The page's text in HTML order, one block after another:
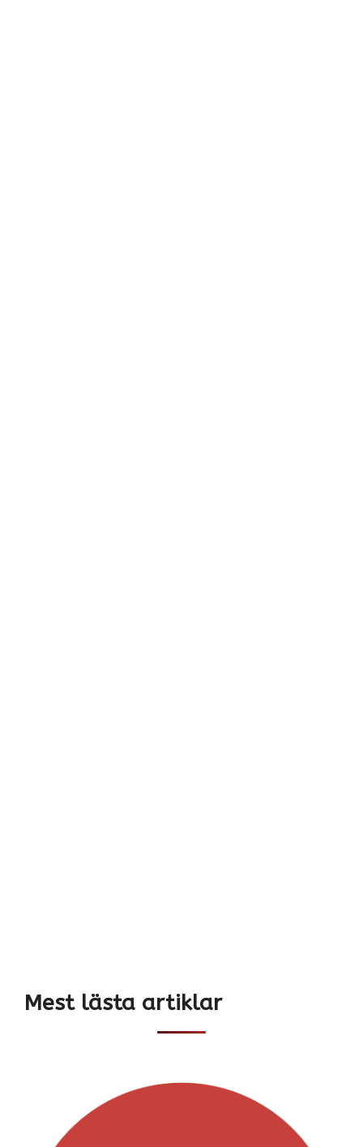
Mest lästa artiklar